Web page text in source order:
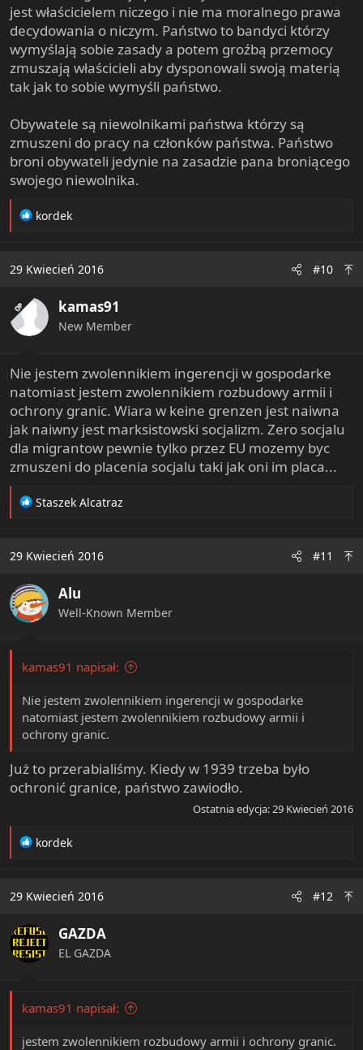
jest właścicielem niczego i nie ma moralnego prawa
decydowania o niczym. Państwo to bandyci którzy
wymyślają sobie zasady a potem groźbą przemocy
zmuszają właścicieli aby dysponowali swoją materią
tak jak to sobie wymyśli państwo.
Obywatele są niewolnikami państwa którzy są
zmuszeni do pracy na członków państwa. Państwo
broni obywateli jedynie na zasadzie pana broniącego
swojego niewolnika.
R
t
o
n
s
kordek
29 Kwiecień 2016 #10
OP kamas91
New Member
Nie jestem zwolennikiem ingerencji w gospodarke
natomiast jestem zwolennikiem rozbudowy armii i
ochrony granic. Wiara w keine grenzen jest naiwna
jak naiwny jest marksistowski socjalizm. Zero socjalu
dla migrantow pewnie tylko przez EU mozemy byc
zmuszeni do placenia socjalu taki jak oni im placa...
R
t
o
n
s
Staszek Alcatraz
29 Kwiecień 2016 #11
Alu
Well-Known Member
kamas91 napisał:
Nie jestem zwolennikiem ingerencji w gospodarke
natomiast jestem zwolennikiem rozbudowy armii i
ochrony granic.
Już to przerabialiśmy. Kiedy w 1939 trzeba było
ochronić granice, państwo zawiodło.
Ostatnia edycja:29 Kwiecień 2016
R
t
o
n
s
kordek
29 Kwiecień 2016 #12
GAZDA
EL GAZDA
kamas91 napisał:
jestem zwolennikiem rozbudowy armii i ochrony granic.